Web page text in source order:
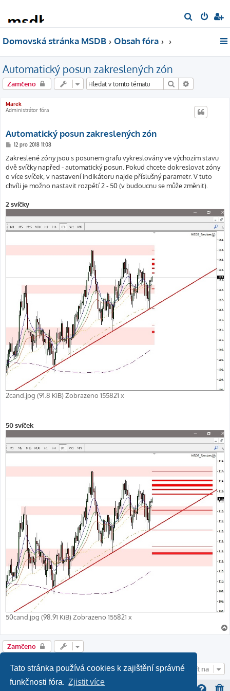
Tato stránka používá cookies k zajištění správné
funkčnosti fóra. Zjistit více
l
Domovská stránka MSDB Obsah fóra
Automatický posun zakreslených zón
Zamčeno Hledat
Marek
Administrátor fóra
Automatický posun zakreslených zón
P
í
s
p
ě
v
e
12 pro 2018 11:08
Zakreslené zóny jsou s posunem grafu vykreslovány ve výchozím stavu
dvě svíčky napřed - automatický posun. Pokud chcete dokreslovat zóny
o více svíček, v nastavení indikátoru najde příslušný parametr. V tuto
chvíli je možno nastavit rozpětí 2 - 50 (v budoucnu se může změnit).
2 svíčky
2cand.jpg (91.8 KiB) Zobrazeno 155821 x
50 svíček
50cand.jpg (98.91 KiB) Zobrazeno 155821 x
Zamčeno
Přejít na